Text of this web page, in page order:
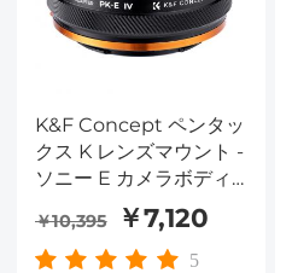
K&F Concept ペンタッ
クス K レンズマウント -
ソニー E カメラボディ
アダプターリング、マッ
トラッカー、PK-E IV
PRO
￥10,395 ￥7,120
5